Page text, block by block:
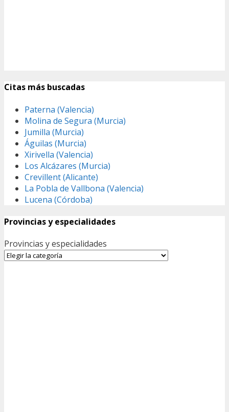
Citas más buscadas
Paterna (Valencia)
Molina de Segura (Murcia)
Jumilla (Murcia)
Águilas (Murcia)
Xirivella (Valencia)
Los Alcázares (Murcia)
Crevillent (Alicante)
La Pobla de Vallbona (Valencia)
Lucena (Córdoba)
Provincias y especialidades
Provincias y especialidades